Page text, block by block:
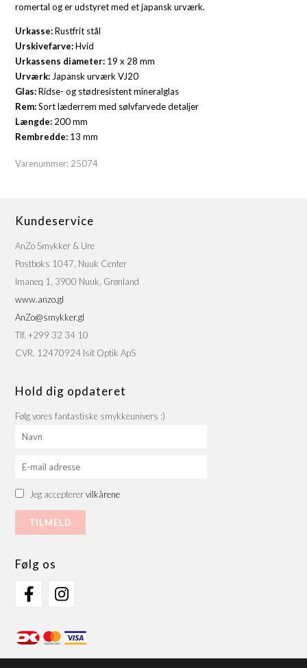
romertal og er udstyret med et japansk urværk.
Urkasse:Rustfrit stål
Urskivefarve:Hvid
Urkassens diameter: 19 x 28 mm
Urværk: Japansk urværk VJ20
Glas:Ridse- og stødresistent mineralglas
Rem:Sort læderrem med sølvfarvede detaljer
Længde: 200 mm
Rembredde: 13 mm
Varenummer: 25074
Kundeservice
AnZo Smykker & Ure
Postboks 1047, Nuuk Center
Imaneq 1, 3900 Nuuk, Grønland
www.anzo.gl
AnZo@smykker.gl
Tlf. +299 32 34 10
CVR. 12470924 Isit Optik ApS
Hold dig opdateret
Følg vores fantastiske smykkeunivers :)
Jeg accepterervilkårene
Følg os